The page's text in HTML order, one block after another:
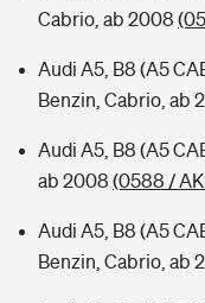
Cabrio, ab 2008
Audi A5, B8 (A5
Benzin, Cabrio, ab
Audi A5, B8 (A5
ab 2008 (0588 /
Audi A5, B8 (A5
Benzin, Cabrio, ab